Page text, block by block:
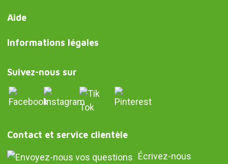
Aide
Informations légales
Suivez-nous sur
Contact et service clientèle
Écrivez-nous